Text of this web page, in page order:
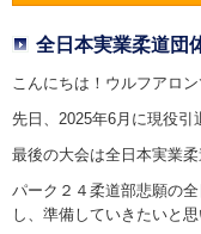
全日本実業柔道団
こんにちは！ウルフアロン
先日、2025年6月に現役引
最後の大会は全日本実業
パーク２４柔道部悲願の
し、準備していきたいと思